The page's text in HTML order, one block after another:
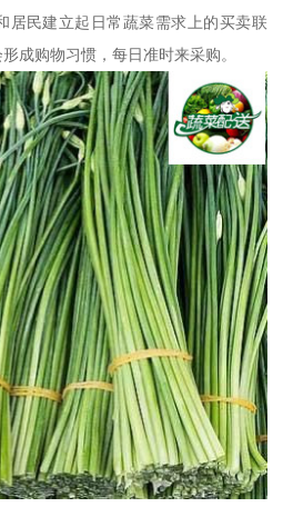
居民建立起日常蔬菜需求上的买卖联
成购物习惯，每日准时来采购。